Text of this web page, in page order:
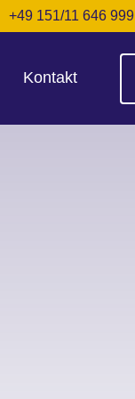
+49 151/11 646 999
Kontakt